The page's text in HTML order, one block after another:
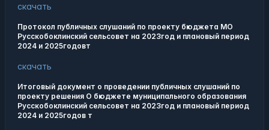
скачать
Протокол публичных слушаний по проекту бюджета МО
Русскобоклинский сельсовет на 2023год и плановый период
2024 и 2025годовт
скачать
Итоговый документ о проведении публичных слушаний по
проекту решения О бюджете муниципального образования
Русскобоклинский сельсовет на 2023год и плановый период
2024 и 2025годов т